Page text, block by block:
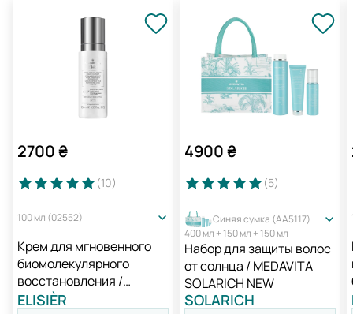
2700₴
(10)
100 мл (02552)
Крем для мгновенного
биомолекулярного
восстановления /
Medavita Elisièr Instant
ELISIÈR
4900₴
(5)
Синяя сумка (AA5117)
400 мл + 150 мл + 150 мл
Набор для защиты волос
от солнца / MEDAVITA
SOLARICH NEW
SOLARICH